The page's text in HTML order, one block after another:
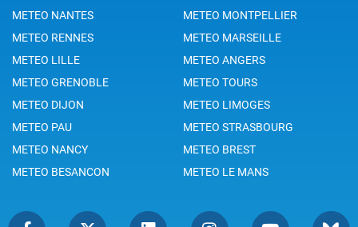
METEO NANTES
METEO MONTPELLIER
METEO RENNES
METEO MARSEILLE
METEO LILLE
METEO ANGERS
METEO GRENOBLE
METEO TOURS
METEO DIJON
METEO LIMOGES
METEO PAU
METEO STRASBOURG
METEO NANCY
METEO BREST
METEO BESANCON
METEO LE MANS